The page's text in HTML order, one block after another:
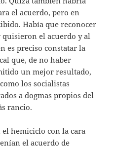
el acuerdo, pero en
Había que reconocer
el acuerdo y al
es preciso constatar la
que, de no haber
un mejor resultado,
los socialistas
a dogmas propios del
rancio.
el hemiciclo con la cara
el acuerdo de